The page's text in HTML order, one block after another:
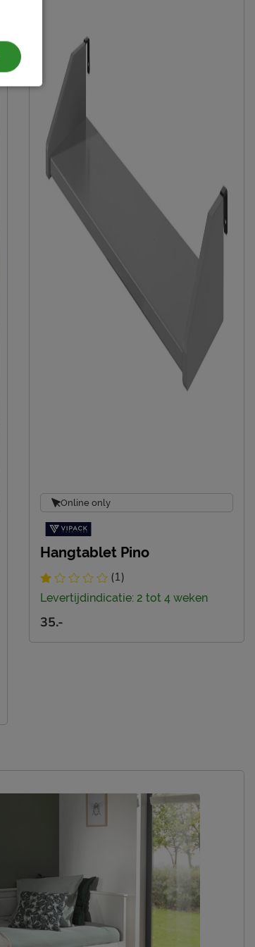
niet inbegrepen
duurzamer product
Meulebeeksestraat 51, 8710, Wielsbeke,
sales@vipack.be
Online only
Hangtablet Pino
(1)
Levertijdindicatie: 2 tot 4 weken
35.-